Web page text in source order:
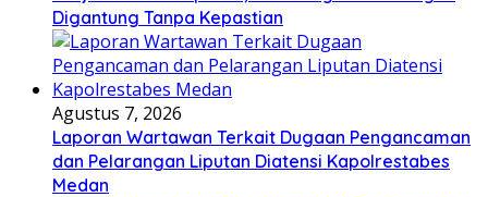
Digantung Tanpa Kepastian
Agustus 7, 2026
Laporan Wartawan Terkait Dugaan Pengancaman
dan Pelarangan Liputan Diatensi Kapolrestabes
Medan